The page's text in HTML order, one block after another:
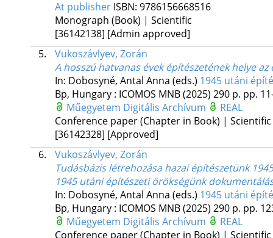
At publisher ISBN: 9786156668516
Monograph (Book) | Scientific
[36142138] [Admin approved]
5.
Vukoszávlyev, Zorán
A hosszú hatvanas évek építészetének helye
In: Dobosyné, Antal Anna (eds.) 1945 utáni
Bp, Hungary : ICOMOS MNB(2025) 290 p. pp.
Műegyetem Digitális Archívum
REAL
Conference paper (Chapter in Book) | Scientific
[36142328] [Approved]
6.
Vukoszávlyev, Zorán
Tudásbázis létrehozása hazai építészetünk
1945 utáni építészeti örökségünk
In: Dobosyné, Antal Anna (eds.) 1945 utáni
Bp, Hungary : ICOMOS MNB(2025) 290 p. pp.
Műegyetem Digitális Archívum
REAL
Conference paper (Chapter in Book) | Scientific